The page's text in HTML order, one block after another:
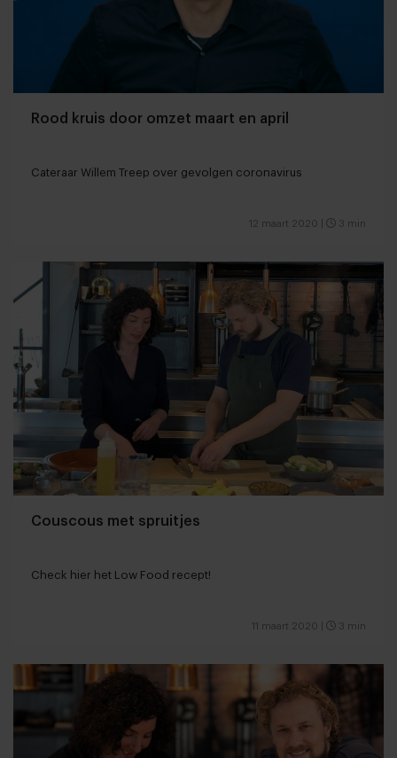
Rood kruis door omzet maart en april
Cateraar Willem Treep over gevolgen coronavirus
12 maart 2020 3 min
Couscous met spruitjes
Check hier het Low Food recept!
11 maart 2020 3 min